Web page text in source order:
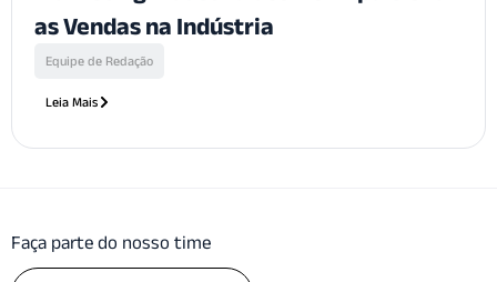
as Vendas na Indústria
Equipe de Redação
Leia Mais
Faça parte do nosso time